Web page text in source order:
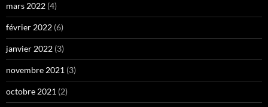
mars 2022 (4)
février 2022 (6)
janvier 2022 (3)
novembre 2021 (3)
octobre 2021 (2)